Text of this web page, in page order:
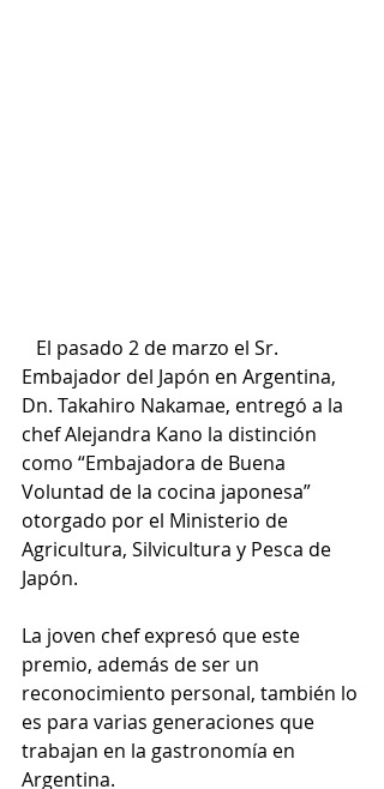
Embajador del Japón en Argentina,
Dn. Takahiro Nakamae, entregó a la
chef Alejandra Kano la distinción
como “Embajadora de Buena
Voluntad de la cocina japonesa”
otorgado por el Ministerio de
Agricultura, Silvicultura y Pesca de
Japón.
La joven chef expresó que este
premio, además de ser un
reconocimiento personal, también lo
es para varias generaciones que
trabajan en la gastronomía en
Argentina.